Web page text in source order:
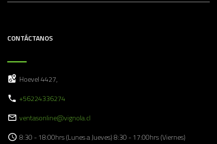
CONTÁCTANOS
Hoevel 4427,
+56224336274
ventasonline@vignola.cl
8:30 - 18:00hrs (Lunes a Jueves) 8:30 - 17:00hrs (Viernes)